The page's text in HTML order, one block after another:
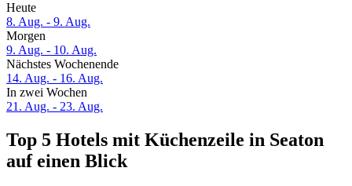
Heute
8. Aug. - 9. Aug.
Morgen
9. Aug. - 10. Aug.
Nächstes Wochenende
14. Aug. - 16. Aug.
In zwei Wochen
21. Aug. - 23. Aug.
Top 5 Hotels mit Küchenzeile in Seaton
auf einen Blick